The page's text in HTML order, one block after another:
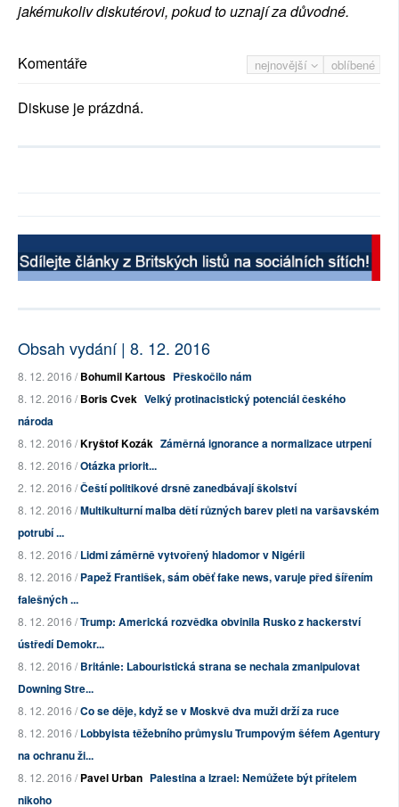
jakémukoliv diskutérovi, pokud to uznají za důvodné.
nejnovější oblíbené
Komentáře
Diskuse je prázdná.
Obsah vydání | 8. 12. 2016
8. 12. 2016 /Bohumil Kartous Přeskočilo nám
8. 12. 2016 /Boris Cvek Velký protinacistický potenciál českého
národa
8. 12. 2016 /Kryštof Kozák Záměrná ignorance a normalizace utrpení
8. 12. 2016 /Otázka priorit...
2. 12. 2016 /Čeští politikové drsně zanedbávají školství
8. 12. 2016 /Multikulturní malba dětí různých barev pleti na varšavském
potrubí ...
8. 12. 2016 /Lidmi záměrně vytvořený hladomor v Nigérii
8. 12. 2016 /Papež František, sám oběť fake news, varuje před šířením
falešných ...
8. 12. 2016 /Trump: Americká rozvědka obvinila Rusko z hackerství
ústředí Demokr...
8. 12. 2016 /Británie: Labouristická strana se nechala zmanipulovat
Downing Stre...
8. 12. 2016 /Co se děje, když se v Moskvě dva muži drží za ruce
8. 12. 2016 /Lobbyista těžebního průmyslu Trumpovým šéfem Agentury
na ochranu ži...
8. 12. 2016 /Pavel Urban Palestina a Izrael: Nemůžete být přítelem
nikoho